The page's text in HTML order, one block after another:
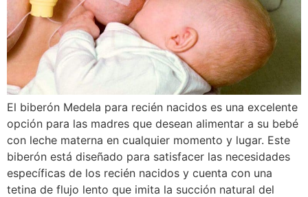
El biberón Medela para recién nacidos es una excelente
opción para las madres que desean alimentar a su bebé
con leche materna en cualquier momento y lugar. Este
biberón está diseñado para satisfacer las necesidades
específicas de los recién nacidos y cuenta con una
tetina de flujo lento que imita la succión natural del